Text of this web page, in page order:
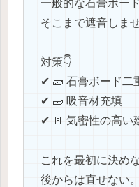
一般的な石膏ボー
そこまで遮音しませ
対策👇
✔ 🧱 石膏ボード二
✔ 🧱 吸音材充填
✔ 🚪 気密性の高い
これを最初に決め
後からは直せない。